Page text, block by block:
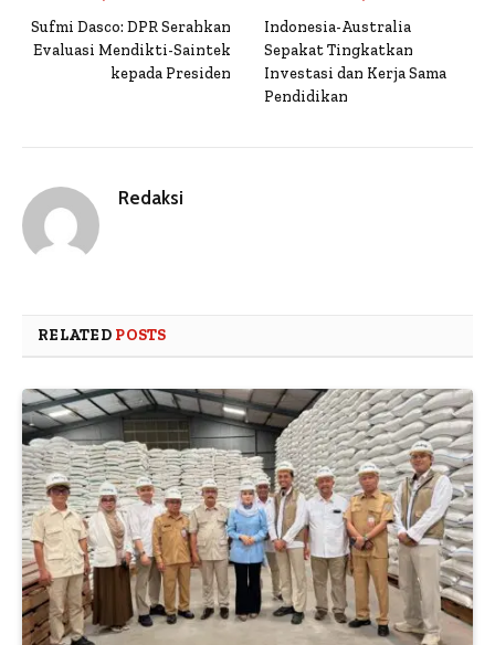
Sufmi Dasco: DPR Serahkan
Evaluasi Mendikti-Saintek
kepada Presiden
Indonesia-Australia
Sepakat Tingkatkan
Investasi dan Kerja Sama
Pendidikan
Redaksi
RELATED POSTS